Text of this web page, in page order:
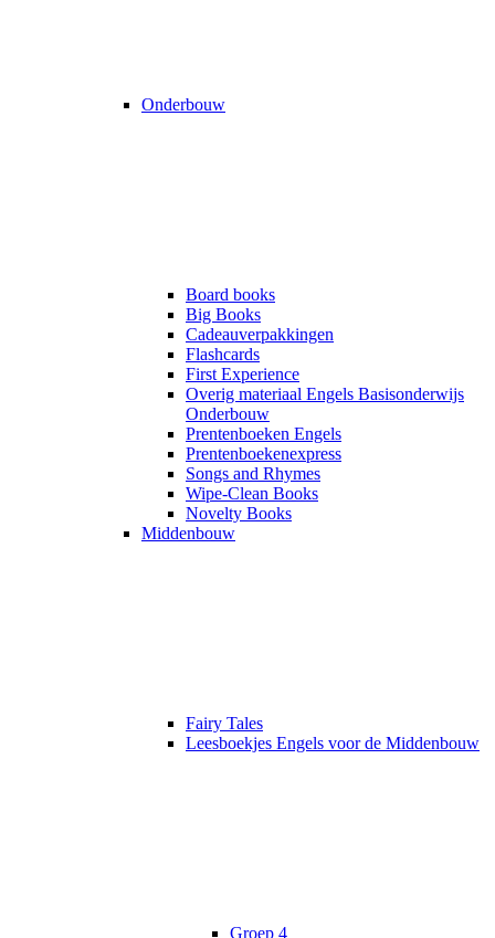
Onderbouw
Board books
Big Books
Cadeauverpakkingen
Flashcards
First Experience
Overig materiaal Engels Basisonderwijs
Onderbouw
Prentenboeken Engels
Prentenboekenexpress
Songs and Rhymes
Wipe-Clean Books
Novelty Books
Middenbouw
Fairy Tales
Leesboekjes Engels voor de Middenbouw
Groep 4